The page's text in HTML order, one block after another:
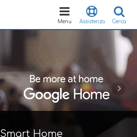
Cerca
Assistenza
Toggle
navigation
Menu
Smart Home